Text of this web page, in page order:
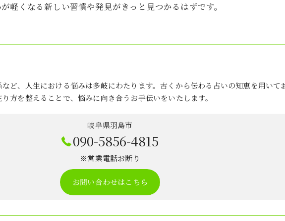
軽くなる新しい習慣や発見がきっと見つかるはずです。
ど、人生における悩みは多岐にわたります。古くから伝わる占いの知恵を用いて
方を整えることで、悩みに向き合うお手伝いをいたします。
岐阜県羽島市
090-5856-4815
※営業電話お断り
お問い合わせはこちら